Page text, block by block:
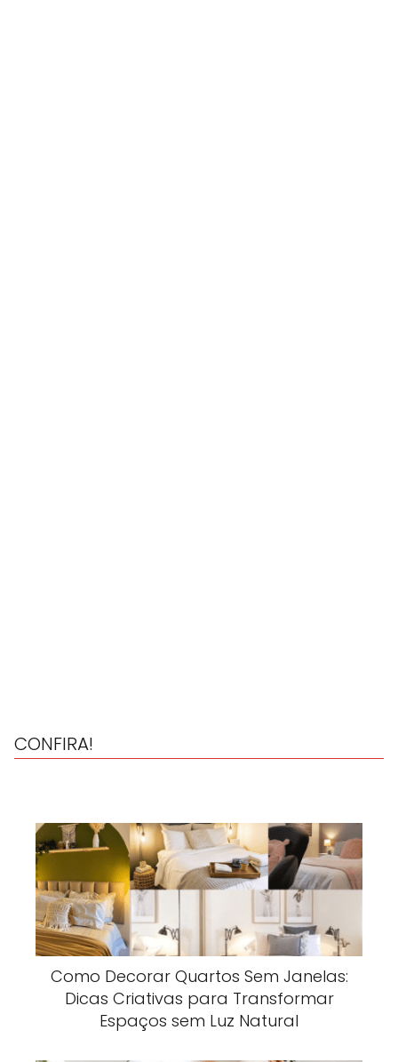
CONFIRA!
Como Decorar Quartos Sem Janelas:
Dicas Criativas para Transformar
Espaços sem Luz Natural